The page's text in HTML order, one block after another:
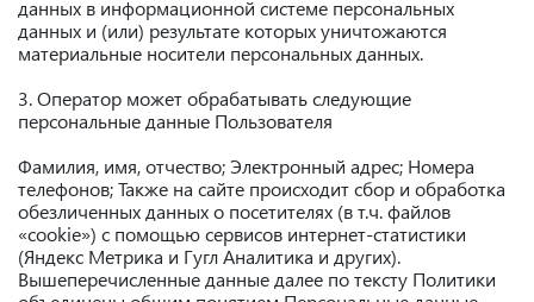
данных в информационной системе персональных
данных и (или) результате которых уничтожаются
материальные носители персональных данных.
3. Оператор может обрабатывать следующие
персональные данные Пользователя
Фамилия, имя, отчество; Электронный адрес; Номера
телефонов; Также на сайте происходит сбор и обработка
обезличенных данных о посетителях (в т.ч. файлов
«cookie») с помощью сервисов интернет-статистики
(Яндекс Метрика и Гугл Аналитика и других).
Вышеперечисленные данные далее по тексту Политики